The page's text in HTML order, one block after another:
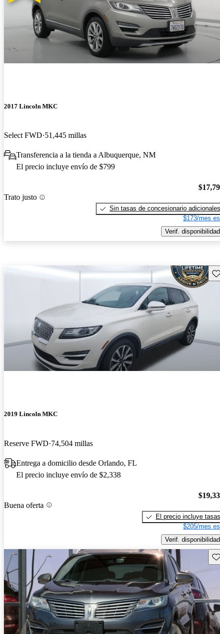
2017 Lincoln MKC
Select FWD 51,445 millas
Transferencia a la tienda a Albuquerque, NM
El precio incluye envío de $799
Trato justo
Sin tasas de concesionario adicionales
$173/mes
Verif. disponibilidad
2019 Lincoln MKC
Reserve FWD 74,504 millas
Entrega a domicilio desde Orlando, FL
El precio incluye envío de $2,338
Buena oferta
El precio incluye tasas
$205/mes
Verif. disponibilidad